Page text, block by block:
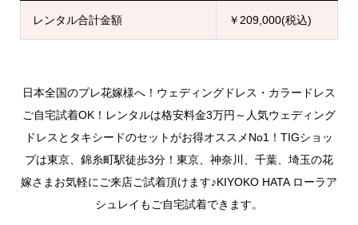
レンタル合計金額 ￥209,000(税込)
日本全国のプレ花嫁様へ！ウェディングドレス・カラードレス
ご自宅試着OK！レンタルは格安料金3万円～人気ウェディング
ドレスとタキシードのセットがお得オススメNo1！TIGショッ
プは東京、錦糸町駅徒歩3分！東京、神奈川、千葉、埼玉の花
嫁さまお気軽にご来店ご試着頂けます♪KIYOKO HATA ローラア
シュレイもご自宅試着できます。